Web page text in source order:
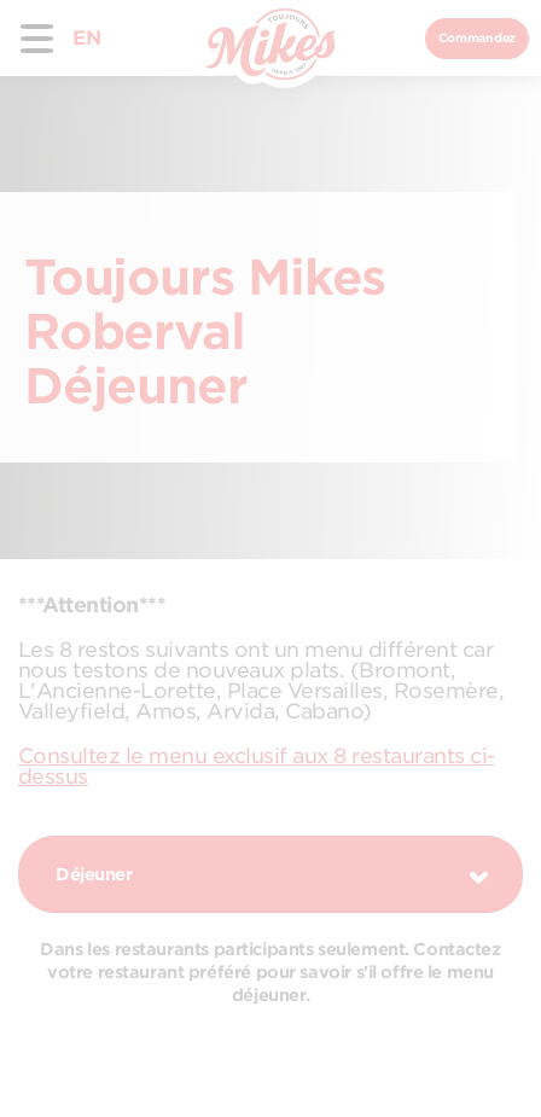
EN Commandez
Toujours Mikes
Roberval
Déjeuner
***Attention***
Les 8 restos suivants ont un menu différent car
nous testons de nouveaux plats. (Bromont,
L'Ancienne-Lorette, Place Versailles, Rosemère,
Valleyfield, Amos, Arvida, Cabano)
Consultez le menu exclusif aux 8 restaurants ci-
dessus
Déjeuner
Dans les restaurants participants seulement. Contactez
votre restaurant préféré pour savoir s'il offre le menu
déjeuner.